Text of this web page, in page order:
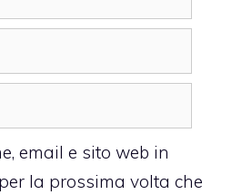
email e sito web in
la prossima volta che